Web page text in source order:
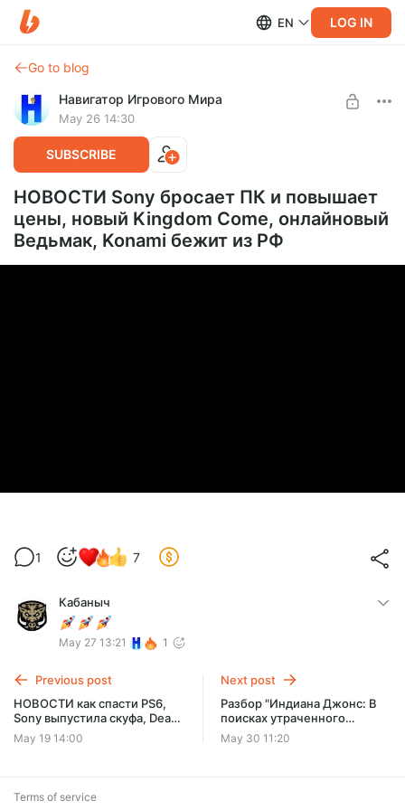
EN LOG IN
Go to blog
Навигатор Игрового Мира
May 26 14:30
SUBSCRIBE
НОВОСТИ Sony бросает ПК и повышает
цены, новый Kingdom Come, онлайновый
Ведьмак, Konami бежит из РФ
1 7
Кабаныч
May 27 13:21 1
Previous post
НОВОСТИ как спасти PS6,
Sony выпустила скуфа, Dead
Space 4, Stellar Blade 2, 007
First Light
May 19 14:00
Next post
Разбор "Индиана Джонс: В
поисках утраченного
ковчега"
May 30 11:20
Terms of service